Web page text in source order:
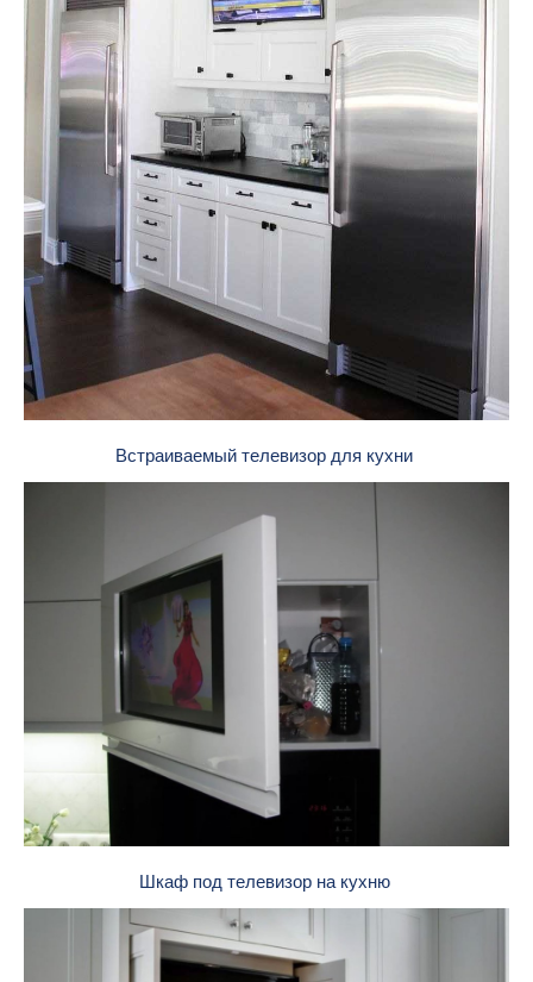
Встраиваемый телевизор для кухни
Шкаф под телевизор на кухню